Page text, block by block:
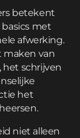
betekent
met
afwerking.
maken van
schrijven
het
niet alleen